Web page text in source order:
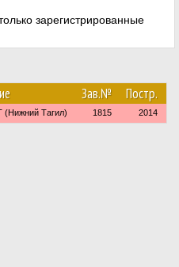
зарегистрированные
Зав.№ Постр.
Тагил) 1815 2014